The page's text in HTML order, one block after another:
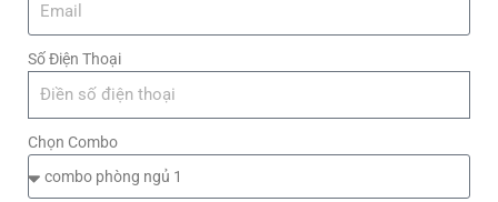
Số Điện Thoại
Chọn Combo